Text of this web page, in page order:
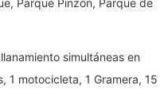
simultáneas en
1 motocicleta, 1 Gramera, 15